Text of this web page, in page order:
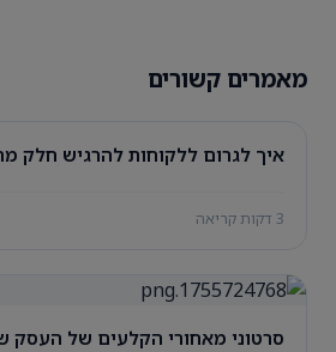
מאמרים קשורים
איך לגרום ללקוחות להרגיש חלק
3 דקות קריאה
סרטוני מאחורי הקלעים של העסק